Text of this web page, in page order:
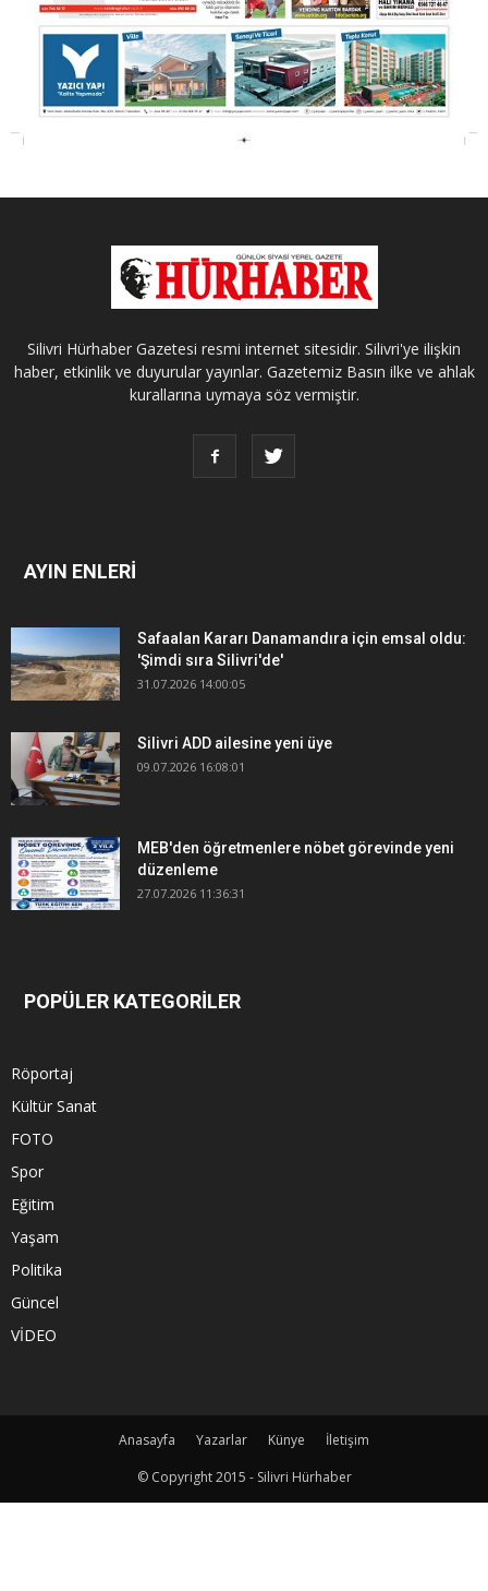
Silivri Hürhaber Gazetesi resmi internet sitesidir. Silivri'ye ilişkin
haber, etkinlik ve duyurular yayınlar. Gazetemiz Basın ilke ve ahlak
kurallarına uymaya söz vermiştir.
AYIN ENLERİ
Safaalan Kararı Danamandıra için emsal oldu:
'Şimdi sıra Silivri'de'
31.07.2026 14:00:05
Silivri ADD ailesine yeni üye
09.07.2026 16:08:01
MEB'den öğretmenlere nöbet görevinde yeni
düzenleme
27.07.2026 11:36:31
POPÜLER KATEGORİLER
Röportaj
Kültür Sanat
FOTO
Spor
Eğitim
Yaşam
Politika
Güncel
VİDEO
Anasayfa Yazarlar Künye
İletişim
© Copyright 2015 - Silivri Hürhaber